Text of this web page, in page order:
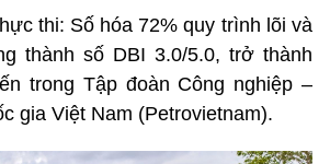
thi: Số hóa 72% quy trình lõi và
thành số DBI 3.0/5.0, trở thành
trong Tập đoàn Công nghiệp –
gia Việt Nam (Petrovietnam).